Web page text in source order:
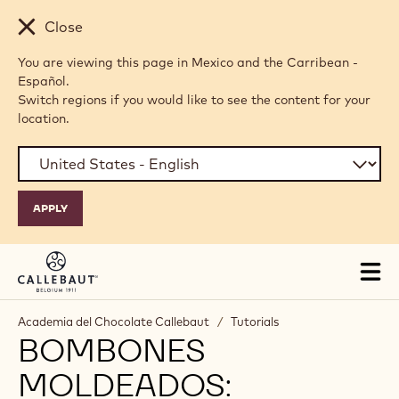
Skip to main content
Close
You are viewing this page in Mexico and the Carribean -
Español.
Switch regions if you would like to see the content for your
location.
Academia del Chocolate Callebaut / Tutorials
BOMBONES
MOLDEADOS: